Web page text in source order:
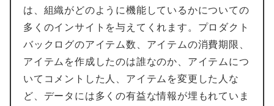
は、組織がどのように機能しているかについての
多くのインサイトを与えてくれます。プロダクト
バックログのアイテム数、アイテムの消費期限、
アイテムを作成したのは誰なのか、アイテムにつ
いてコメントした人、アイテムを変更した人な
ど、データには多くの有益な情報が埋もれていま